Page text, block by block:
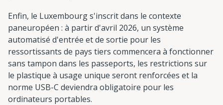
Enfin, le Luxembourg s'inscrit dans le contexte
paneuropéen : à partir d'avril 2026, un système
automatisé d'entrée et de sortie pour les
ressortissants de pays tiers commencera à fonctionner
sans tampon dans les passeports, les restrictions sur
le plastique à usage unique seront renforcées et la
norme USB-C deviendra obligatoire pour les
ordinateurs portables.